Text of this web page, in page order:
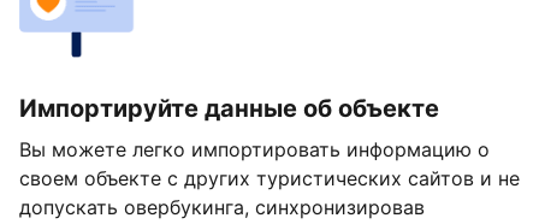
Импортируйте данные об объекте
Вы можете легко импортировать информацию о
своем объекте с других туристических сайтов и не
допускать овербукинга, синхронизировав